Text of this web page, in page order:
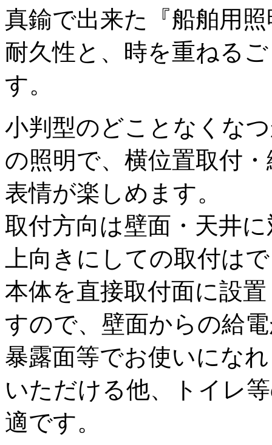
真鍮で出来た『船舶用
耐久性と、時を重ねる
す。
小判型のどことなくな
の照明で、横位置取付
表情が楽しめます。
取付方向は壁面・天井
上向きにしての取付は
本体を直接取付面に設
すので、壁面からの給
暴露面等でお使いにな
いただける他、トイレ
適です。